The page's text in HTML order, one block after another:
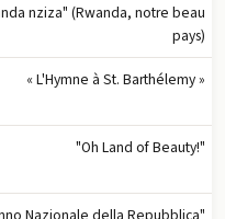
nziza" (Rwanda, notre beau
pays)
« L'Hymne à St. Barthélemy »
"Oh Land of Beauty!"
Nazionale della Repubblica"